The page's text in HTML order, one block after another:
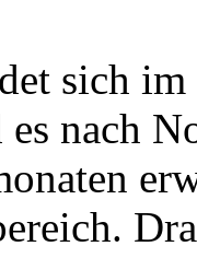
sich
es nach